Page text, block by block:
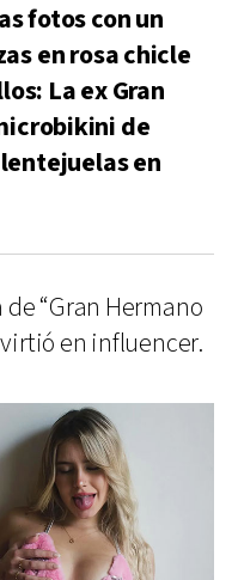
fotos con un
en rosa chicle
La ex Gran
de
en
“Gran Hermano
en influencer.